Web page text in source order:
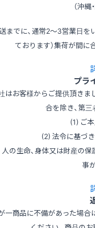
（沖縄
までに、通常2～3営業日を
ております）集荷が間に
プラ
はお客様からご提供頂きま
合を除き、第
(1) ご
(2) 法令に基づ
の生命、身体又は財産の
事
一商品に不備があった場合